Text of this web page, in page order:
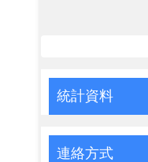
統計資料
連絡方式